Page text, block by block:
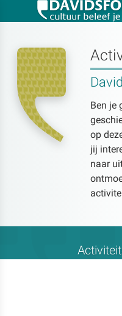
Ben je
op
jij
naar
Zoek:
Zoeken